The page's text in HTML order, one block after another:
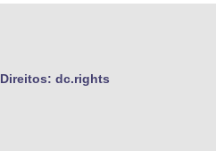
Direitos: dc.rights